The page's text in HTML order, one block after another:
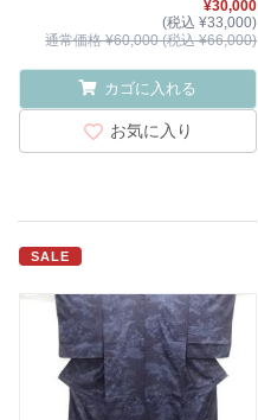
¥30,000
(税込 ¥33,000)
通常価格 ¥60,000 (税込 ¥66,000)
カゴに入れる
お気に入り
SALE